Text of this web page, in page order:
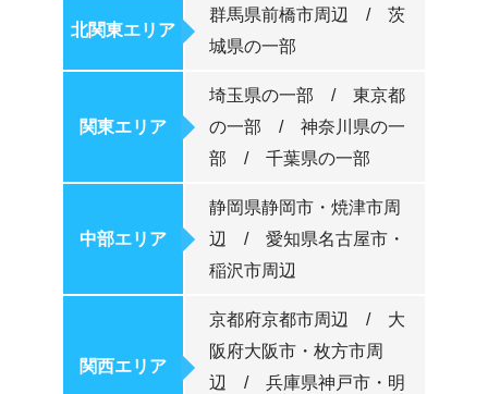
北関東エリア
群馬県前橋市周辺 / 茨
城県の一部
関東エリア
埼玉県の一部 / 東京都
の一部 / 神奈川県の一
部 / 千葉県の一部
中部エリア
静岡県静岡市・焼津市周
辺 / 愛知県名古屋市・
稲沢市周辺
関西エリア
京都府京都市周辺 / 大
阪府大阪市・枚方市周
辺 / 兵庫県神戸市・明